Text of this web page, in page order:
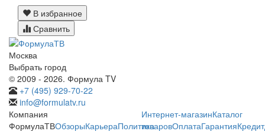
В избранное
Сравнить
Москва
Выбрать город
© 2009 - 2026. Формула TV
+7 (495) 929-70-22
info@formulatv.ru
Компания
ФормулаТВОбзорыКарьераПолитика
Интернет-магазинКаталог
товаровОплатаГарантияКредит